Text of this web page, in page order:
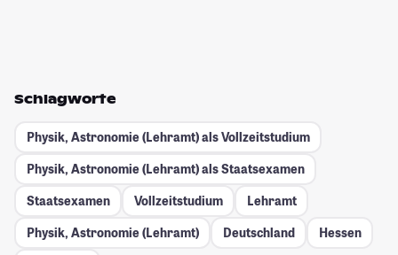
Schlagworte
Physik, Astronomie (Lehramt) als Vollzeitstudium
Physik, Astronomie (Lehramt) als Staatsexamen
Staatsexamen
Vollzeitstudium
Lehramt
Physik, Astronomie (Lehramt)
Deutschland
Hessen